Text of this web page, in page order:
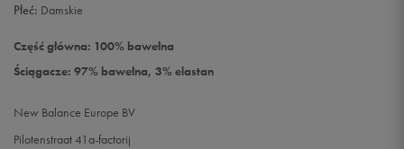
Płeć: Damskie
Część główna: 100% bawełna
Ściągacze: 97% bawełna, 3% elastan
New Balance Europe BV
Pilotenstraat 41a-factorij